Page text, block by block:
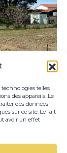
technologies telles
des appareils. Le
des données
sur ce site. Le fait
avoir un effet